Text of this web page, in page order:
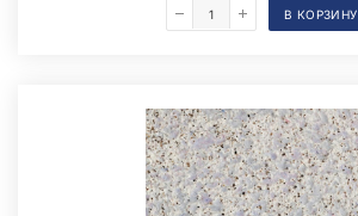
В КОРЗИНУ